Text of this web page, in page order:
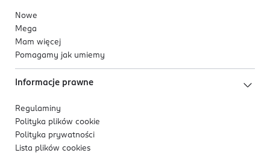
Nowe
Mega
Mam więcej
Pomagamy jak umiemy
Informacje prawne
Regulaminy
Polityka plików cookie
Polityka prywatności
Lista plików cookies